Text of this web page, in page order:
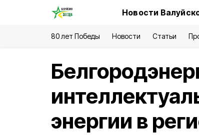
Новости
80 лет Победы Новости Статьи
энергии в